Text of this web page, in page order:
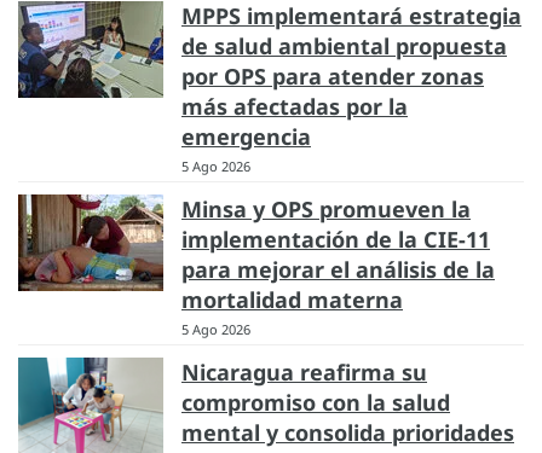
MPPS implementará estrategia
de salud ambiental propuesta
por OPS para atender zonas
más afectadas por la
emergencia
5 Ago 2026
Minsa y OPS promueven la
implementación de la CIE-11
para mejorar el análisis de la
mortalidad materna
5 Ago 2026
Nicaragua reafirma su
compromiso con la salud
mental y consolida prioridades